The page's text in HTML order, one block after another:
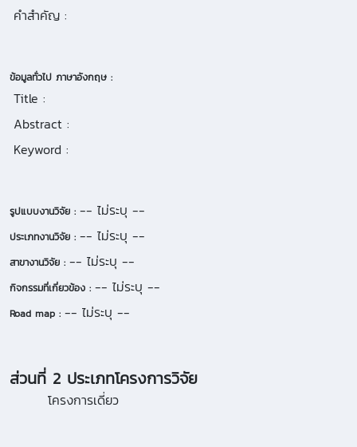
คำสำคัญ :
ข้อมูลทั่วไป ภาษาอังกฤษ :
Title :
Abstract :
Keyword :
รูปแบบงานวิจัย : -- ไม่ระบุ --
ประเภทงานวิจัย : -- ไม่ระบุ --
สาขางานวิจัย : -- ไม่ระบุ --
กิจกรรมที่เกี่ยวข้อง : -- ไม่ระบุ --
Road map : -- ไม่ระบุ --
ส่วนที่ 2 ประเภทโครงการวิจัย
โครงการเดี่ยว